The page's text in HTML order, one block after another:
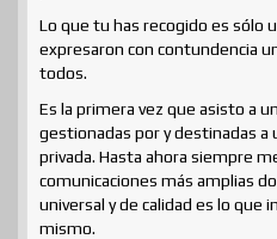
Lo que tu has recogido es sólo
expresaron con contundencia
todos.
Es la primera vez que asisto a
gestionadas por y destinadas a
privada. Hasta ahora siempre
comunicaciones más amplias
universal y de calidad es lo que
mismo.